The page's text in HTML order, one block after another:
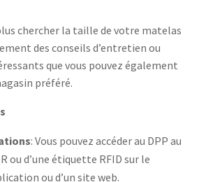
chercher la taille de votre matelas
des conseils d’entretien ou
que vous pouvez également
préféré.
: Vous pouvez accéder au DPP au
ou d’une étiquette RFID sur le
ou d’un site web.